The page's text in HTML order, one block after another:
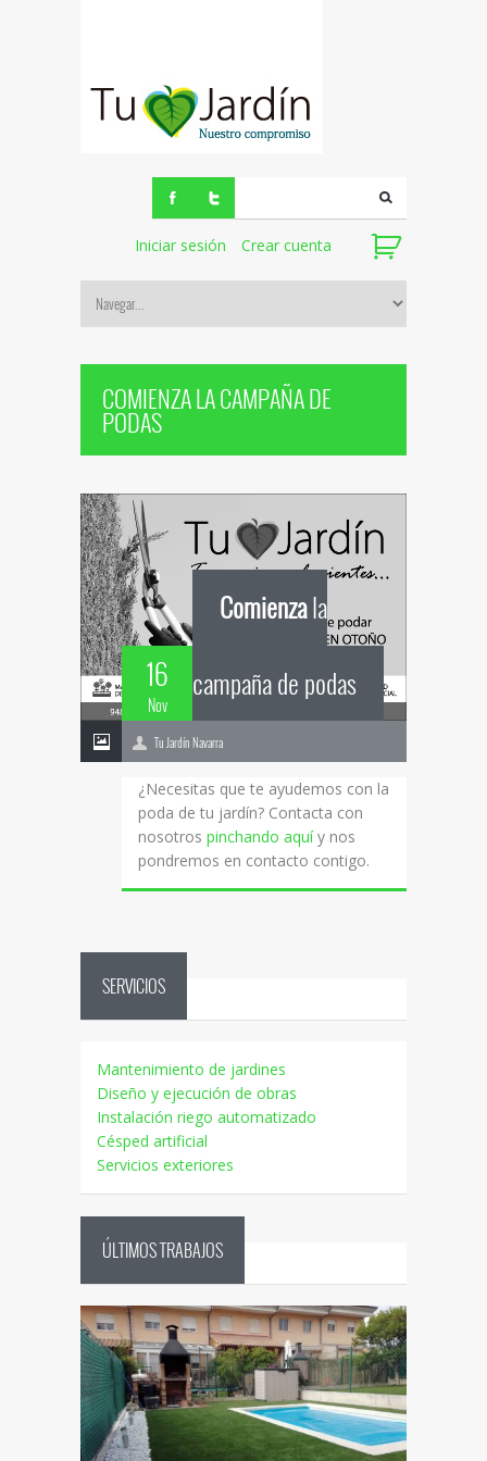
Iniciar sesión Crear cuenta
COMIENZA LA CAMPAÑA DE
PODAS
16
Nov
Comienzala
campaña de podas
Tu Jardín Navarra
¿Necesitas que te ayudemos con la
poda de tu jardín? Contacta con
nosotros pinchando aquíy nos
pondremos en contacto contigo.
SERVICIOS
Mantenimiento de jardines
Diseño y ejecución de obras
Instalación riego automatizado
Césped artificial
Servicios exteriores
ÚLTIMOS TRABAJOS